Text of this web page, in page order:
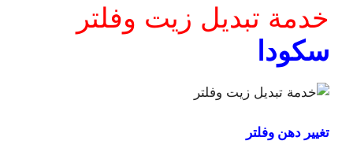
خدمة تبديل زيت وفلتر
سكودا
تغيير دهن وفلتر